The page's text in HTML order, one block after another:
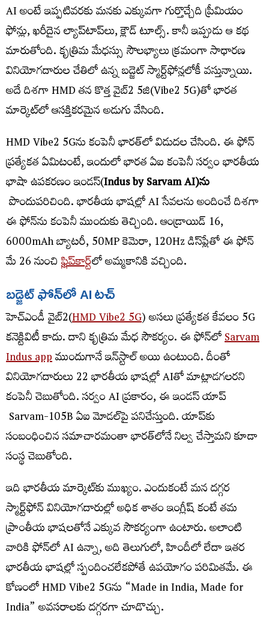
AI అంటే ఇప్పటివరకు మనకు ఎక్కువగా గుర్తొచ్చేది ప్రీమియం
ఫోన్లు, ఖరీదైన ల్యాప్‌టాప్‌లు, క్లౌడ్‌ టూల్స్‌. కానీ ఇప్పుడు ఆ కథ
మారుతోంది. కృత్రిమ మేధస్సు సౌలభ్యాలు క్రమంగా సాధారణ
వినియోగదారుల చేతిలో ఉన్న బడ్జెట్‌ స్మార్ట్‌ఫోన్లలోకీ వస్తున్నాయి.
అదే దిశగా HMD తన కొత్త వైబ్​2 5జి(Vibe2 5G)తో భారత
మార్కెట్‌లో ఆసక్తికరమైన అడుగు వేసింది.
HMD Vibe2 5Gను కంపెనీ భారత్‌లో విడుదల చేసింది. ఈ ఫోన్‌
ప్రత్యేకత ఏమిటంటే, ఇందులో భారత ఏఐ కంపెనీ సర్వం భారతీయ
భాషా ఉపకరణం ఇండస్​(Indus by Sarvam AI)ను
పొందుపరిచింది. భారతీయ భాషల్లో AI సేవలను అందించే దిశగా
ఈ ఫోన్‌ను కంపెనీ ముందుకు తెచ్చింది. ఆండ్రాయిడ్​ 16,
6000mAh బ్యాటరీ, 50MP కెమెరా, 120Hz డిస్‌ప్లేతో ఈ ఫోన్‌
మే 26 నుంచిఫ్లిప్​కార్ట్​లో అమ్మకానికి వచ్చింది.
బడ్జెట్‌ఫోన్‌లో AI టచ్‌
హెచ్​ఎండీ వైబ్​2(HMD Vibe2 5G) అసలు ప్రత్యేకత కేవలం 5G
కనెక్టివిటీ కాదు. దాని కృత్రిమ మేధ సౌకర్యం. ఈ ఫోన్‌లోSarvam
Indus appముందుగానే ఇన్‌స్టాల్‌ అయి ఉంటుంది. దీంతో
వినియోగదారులు 22 భారతీయ భాషల్లో AIతో మాట్లాడగలరని
కంపెనీ చెబుతోంది. సర్వం AI ప్రకారం, ఈ ఇండస్​ యాప్​
Sarvam-105B ఏఐ మోడల్‌పై పనిచేస్తుంది. యాప్‌కు
సంబంధించిన సమాచారమంతా భారత్‌లోనే నిల్వ చేస్తామని కూడా
సంస్థ చెబుతోంది.
ఇది భారతీయ మార్కెట్‌కు ముఖ్యం. ఎందుకంటే మన దగ్గర
స్మార్ట్‌ఫోన్‌ వినియోగదారుల్లో అధిక శాతం ఇంగ్లీష్‌ కంటే తమ
ప్రాంతీయ భాషలతోనే ఎక్కువ సౌకర్యంగా ఉంటారు. అలాంటి
వారికి ఫోన్‌లో AI ఉన్నా, అది తెలుగులో, హిందీలో లేదా ఇతర
భారతీయ భాషల్లో స్పందించలేకపోతే ఉపయోగం పరిమితమే. ఈ
కోణంలో HMD Vibe2 5Gను “Made in India, Made for
India” అవసరాలకు దగ్గరగా చూడొచ్చు.